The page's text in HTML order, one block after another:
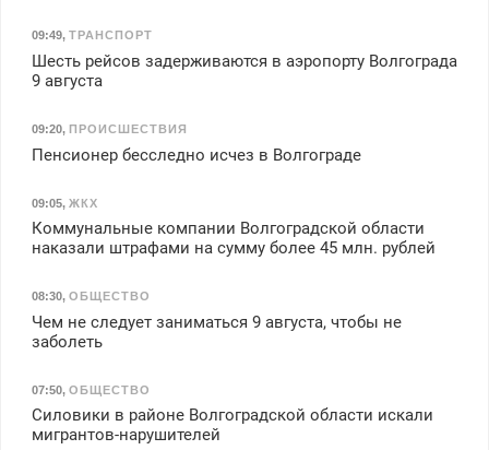
09:49, ТРАНСПОРТ
Шесть рейсов задерживаются в аэропорту Волгограда
9 августа
09:20, ПРОИСШЕСТВИЯ
Пенсионер бесследно исчез в Волгограде
09:05, ЖКХ
Коммунальные компании Волгоградской области
наказали штрафами на сумму более 45 млн. рублей
08:30, ОБЩЕСТВО
Чем не следует заниматься 9 августа, чтобы не
заболеть
07:50, ОБЩЕСТВО
Силовики в районе Волгоградской области искали
мигрантов-нарушителей